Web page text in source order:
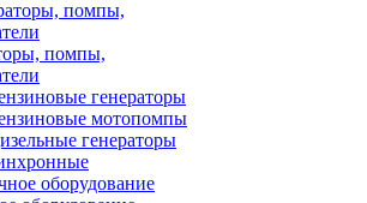
помпы,
генераторы
мотопомпы
генераторы